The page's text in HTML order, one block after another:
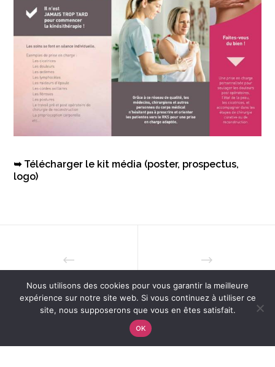
➥ Télécharger le kit média (poster, prospectus,
logo)
Nous utilisons des cookies pour vous garantir la meilleure
expérience sur notre site web. Si vous continuez à utiliser ce
site, nous supposerons que vous en êtes satisfait.
OK